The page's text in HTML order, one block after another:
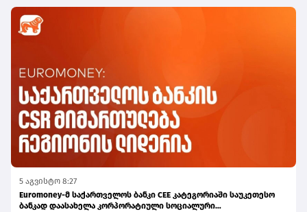
5 აგვისტო 8:27
Euromoney-მ საქართველოს ბანკი CEE კატეგორიაში საუკეთესო
ბანკად დაასახელა კორპორატიული სოციალური